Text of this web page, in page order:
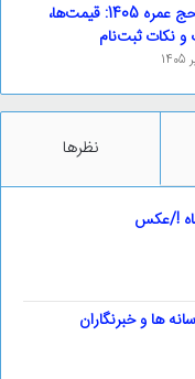
هزینه حج عمره 1405: قیمت‌ها،
و نکات ثبت‌نام
نظرها
!/عکس
ها و خبرنگاران